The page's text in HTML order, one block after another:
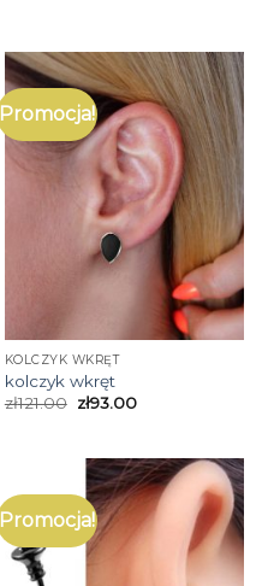
Promocja!
KOLCZYK WKRĘT
kolczyk wkręt
zł121.00 zł93.00
Promocja!